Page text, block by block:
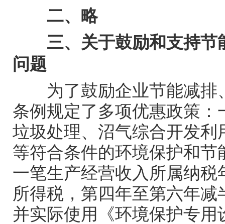
二、略
三、关于鼓励和支持
问题
为了鼓励企业节能减
条例规定了多项优惠政策
垃圾处理、沼气综合开发
等符合条件的环境保护和
一笔生产经营收入所属纳
所得税，第四年至第六年
并实际使用《环境保护专